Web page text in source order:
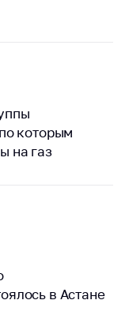
которым
на газ
в Астане